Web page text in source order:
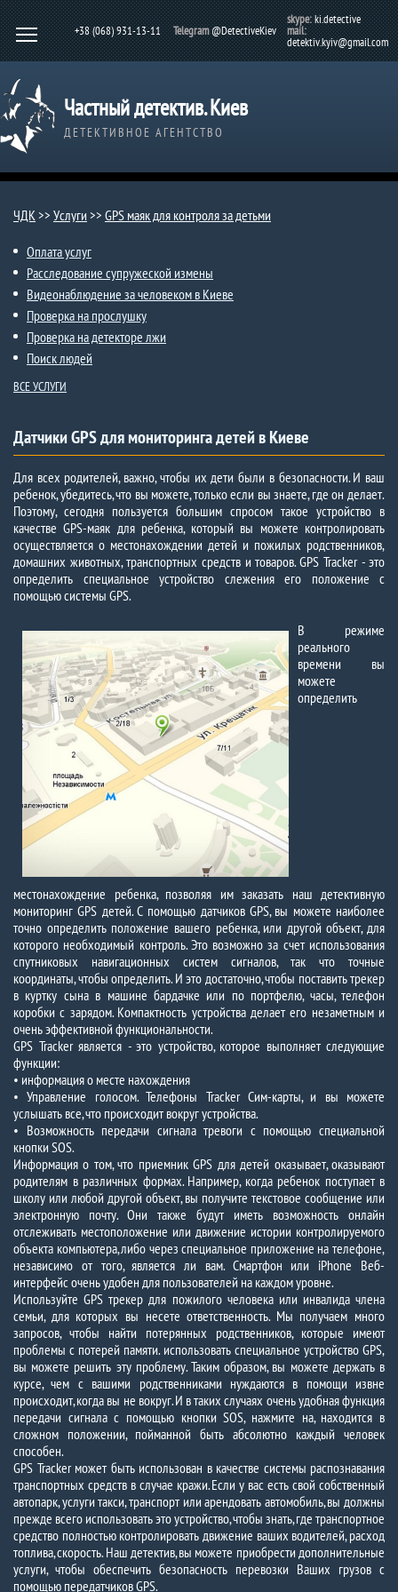
+38 (068) 931-13-11 Telegram@DetectiveKiev
skype:ki.detective
mail:
detektiv.kyiv@gmail.com
Частный детектив. Киев
ДЕТЕКТИВНОЕ АГЕНТСТВО
ЧДК>> Услуги >> GPS маяк для контроля за детьми
Оплата услуг
Расследование супружеской измены
Видеонаблюдение за человеком в Киеве
Проверка на прослушку
Проверка на детекторе лжи
Поиск людей
ВСЕ УСЛУГИ
Датчики GPS для мониторинга детей в Киеве
Для всех родителей, важно, чтобы их дети были в безопасности. И ваш
ребенок, убедитесь, что вы можете, только если вы знаете, где он делает.
Поэтому, сегодня пользуется большим спросом такое устройство в
качестве GPS-маяк для ребенка, который вы можете контролировать
осуществляется о местонахождении детей и пожилых родственников,
домашних животных, транспортных средств и товаров. GPS Tracker - это
определить специальное устройство слежения его положение с
помощью системы GPS.
В режиме
реального
времени вы
можете
определить
местонахождение ребенка, позволяя им заказать наш детективную
мониторинг GPS детей. С помощью датчиков GPS, вы можете наиболее
точно определить положение вашего ребенка, или другой объект, для
которого необходимый контроль. Это возможно за счет использования
спутниковых навигационных систем сигналов, так что точные
координаты, чтобы определить. И это достаточно, чтобы поставить трекер
в куртку сына в машине бардачке или по портфелю, часы, телефон
коробки с зарядом. Компактность устройства делает его незаметным и
очень эффективной функциональности.
GPS Tracker является - это устройство, которое выполняет следующие
функции:
• информация о месте нахождения
• Управление голосом. Телефоны Tracker Сим-карты, и вы можете
услышать все, что происходит вокруг устройства.
• Возможность передачи сигнала тревоги с помощью специальной
кнопки SOS.
Информация о том, что приемник GPS для детей оказывает, оказывают
родителям в различных формах. Например, когда ребенок поступает в
школу или любой другой объект, вы получите текстовое сообщение или
электронную почту. Они также будут иметь возможность онлайн
отслеживать местоположение или движение истории контролируемого
объекта компьютера, либо через специальное приложение на телефоне,
независимо от того, является ли вам. Смартфон или iPhone Веб-
интерфейс очень удобен для пользователей на каждом уровне.
Используйте GPS трекер для пожилого человека или инвалида члена
семьи, для которых вы несете ответственность. Мы получаем много
запросов, чтобы найти потерянных родственников, которые имеют
проблемы с потерей памяти. использовать специальное устройство GPS,
вы можете решить эту проблему. Таким образом, вы можете держать в
курсе, чем с вашими родственниками нуждаются в помощи извне
происходит, когда вы не вокруг. И в таких случаях очень удобная функция
передачи сигнала с помощью кнопки SOS, нажмите на, находится в
сложном положении, пойманной быть абсолютно каждый человек
способен.
GPS Tracker может быть использован в качестве системы распознавания
транспортных средств в случае кражи. Если у вас есть свой собственный
автопарк, услуги такси, транспорт или арендовать автомобиль, вы должны
прежде всего использовать это устройство, чтобы знать, где транспортное
средство полностью контролировать движение ваших водителей, расход
топлива, скорость. Наш детектив, вы можете приобрести дополнительные
услуги, чтобы обеспечить безопасность перевозки Ваших грузов с
помощью передатчиков GPS.